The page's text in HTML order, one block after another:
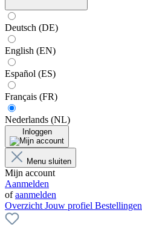
Deutsch (DE)
English (EN)
Español (ES)
Français (FR)
Nederlands (NL)
Inloggen
Menu sluiten
Mijn account
Aanmelden
ofaanmelden
Overzicht Jouw profiel Bestellingen